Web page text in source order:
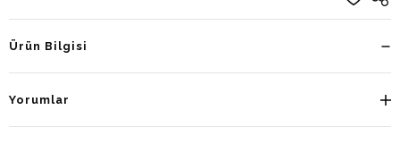
Ürün Bilgisi
Yorumlar